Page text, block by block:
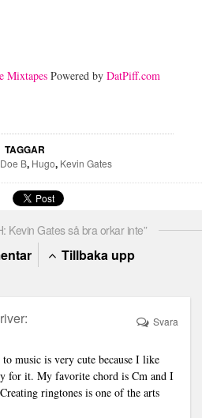
Mixtapes Powered by DatPiff.com
TAGGAR
Doe B, Hugo, Kevin Gates
Kevin Gates så bra orkar inte”
Tillbaka upp
music is very cute because I like
for it. My favorite chord is Cm and I
ringtones is one of the arts
Svara